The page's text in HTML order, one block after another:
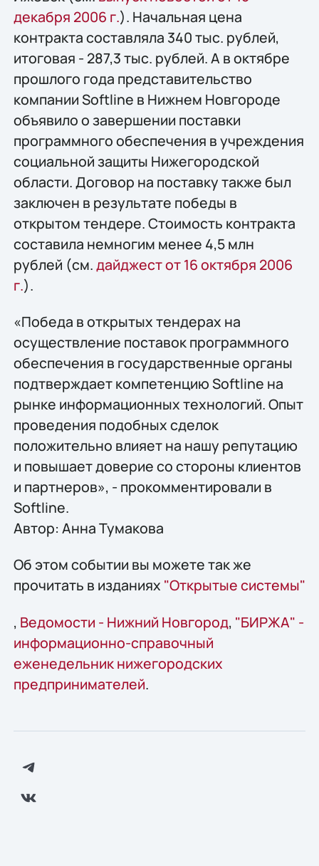
декабря 2006 г.). Начальная цена
контракта составляла 340 тыс. рублей,
итоговая - 287,3 тыс. рублей. А в октябре
прошлого года представительство
компании Softline в Нижнем Новгороде
объявило о завершении поставки
программного обеспечения в учреждения
социальной защиты Нижегородской
области. Договор на поставку также был
заключен в результате победы в
открытом тендере. Стоимость контракта
составила немногим менее 4,5 млн
рублей (см.дайджест от 16 октября 2006
г.).
«Победа в открытых тендерах на
осуществление поставок программного
обеспечения в государственные органы
подтверждает компетенцию Softline на
рынке информационных технологий. Опыт
проведения подобных сделок
положительно влияет на нашу репутацию
и повышает доверие со стороны клиентов
и партнеров», - прокомментировали в
Softline.
Автор: Анна Тумакова
Об этом событии вы можете так же
прочитать в изданиях "Открытые системы"
, Ведомости - Нижний Новгород, "БИРЖА" -
информационно-справочный
еженедельник нижегородских
предпринимателей.